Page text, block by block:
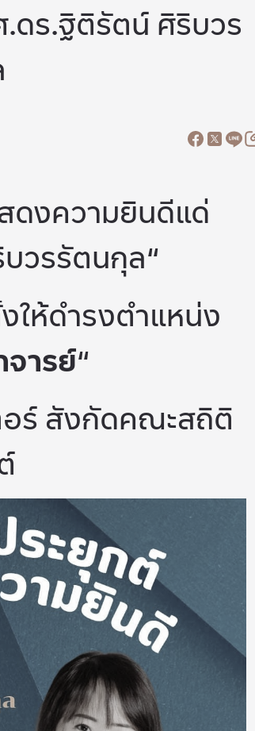
ร.ฐิติรัตน์ ศิริบวร
ดงความยินดีแด่
วรรัตนกุล“
ให้ดำรงตำแหน่ง
ารย์“
ร์ สังกัดคณะสถิติ